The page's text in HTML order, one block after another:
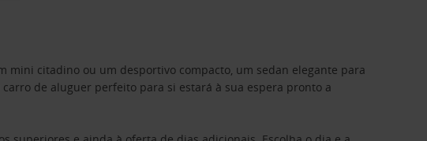
citadino ou um desportivo compacto, um sedan elegante para
de aluguer perfeito para si estará à sua espera pronto a